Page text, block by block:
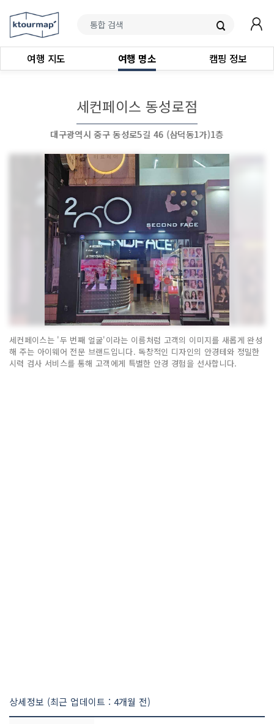
여행 지도 여행 명소 캠핑 정보
세컨페이스 동성로점
대구광역시 중구 동성로5길 46 (삼덕동1가)1층
세컨페이스는 '두 번째 얼굴'이라는 이름처럼 고객의 이미지를 새롭게 완성
해 주는 아이웨어 전문 브랜드입니다. 독창적인 디자인의 안경테와 정밀한
시력 검사 서비스를 통해 고객에게 특별한 안경 경험을 선사합니다.
상세정보 (최근 업데이트 : 4개월 전)